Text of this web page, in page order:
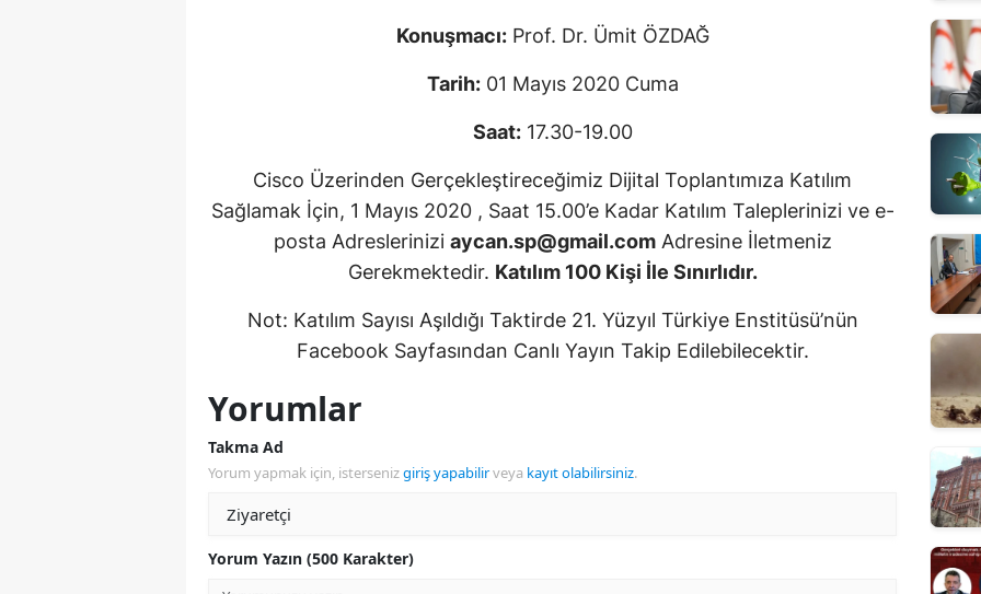
Konuşmacı:Prof. Dr. Ümit ÖZDAĞ
Tarih:01 Mayıs 2020 Cuma
Saat:17.30-19.00
Cisco Üzerinden Gerçekleştireceğimiz Dijital Toplantımıza Katılım
Sağlamak İçin, 1 Mayıs 2020 , Saat 15.00’e Kadar Katılım Taleplerinizi ve e-
posta Adreslerinizi aycan.sp@gmail.comAdresine İletmeniz
Gerekmektedir. Katılım 100 Kişi İle Sınırlıdır.
Not: Katılım Sayısı Aşıldığı Taktirde 21. Yüzyıl Türkiye Enstitüsü’nün
Facebook Sayfasından Canlı Yayın Takip Edilebilecektir.
Yorumlar
Takma Ad
Yorum yapmak için, istersenizgiriş yapabilirveya kayıt olabilirsiniz.
Yorum Yazın (500 Karakter)